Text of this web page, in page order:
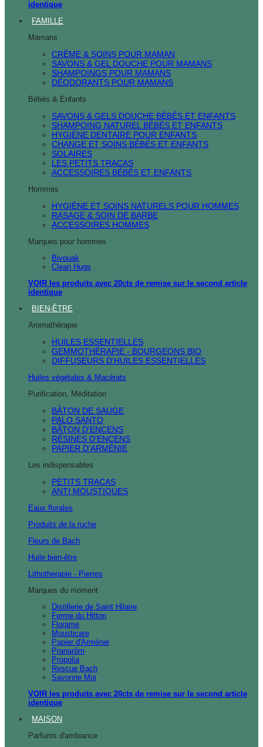
identique
FAMILLE
Mamans
CRÈME & SOINS POUR MAMAN
SAVONS & GEL DOUCHE POUR MAMANS
SHAMPOINGS POUR MAMANS
DÉODORANTS POUR MAMANS
Bébés & Enfants
SAVONS & GELS DOUCHE BÉBÉS ET ENFANTS
SHAMPOING NATUREL BÉBÉS ET ENFANTS
HYGIÈNE DENTAIRE POUR ENFANTS
CHANGE ET SOINS BÉBÉS ET ENFANTS
SOLAIRES
LES PETITS TRACAS
ACCESSOIRES BÉBÉS ET ENFANTS
Hommes
HYGIÈNE ET SOINS NATURELS POUR HOMMES
RASAGE & SOIN DE BARBE
ACCESSOIRES HOMMES
Marques pour hommes
Bivouak
Clean Hugs
VOIR les produits avec 20cts de remise sur le second article
identique
BIEN-ÊTRE
Aromathérapie
HUILES ESSENTIELLES
GEMMOTHÉRAPIE - BOURGEONS BIO
DIFFUSEURS D'HUILES ESSENTIELLES
Huiles végétales & Macérats
Purification, Méditation
BÂTON DE SAUGE
PALO SANTO
BÂTON D'ENCENS
RÉSINES D'ENCENS
PAPIER D'ARMÉNIE
Les indispensables
PETITS TRACAS
ANTI MOUSTIQUES
Eaux florales
Produits de la ruche
Fleurs de Bach
Huile bien-être
Lithotherapie - Pierres
Marques du moment
Distillerie de Saint Hilaire
Ferme du Hitton
Florame
Mousticare
Papier d'Arménie
Pranarôm
Propolia
Rescue Bach
Savonne Moi
VOIR les produits avec 20cts de remise sur le second article
identique
MAISON
Parfums d'ambiance